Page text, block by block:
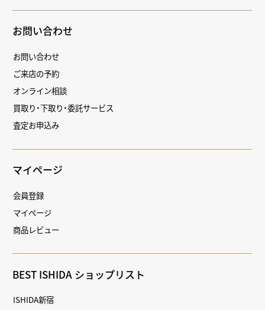
お問い合わせ
お問い合わせ
ご来店の予約
オンライン相談
買取り・下取り・委託サービス
査定お申込み
マイページ
会員登録
マイページ
商品レビュー
BEST ISHIDA ショップリスト
ISHIDA新宿